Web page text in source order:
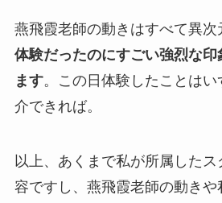
燕飛霞老師の動きはすべて異次
体験だったのにすごい強烈な
ます。この日体験したことはい
介できれば。
以上、あくまで私が所属した
容ですし、燕飛霞老師の動きや